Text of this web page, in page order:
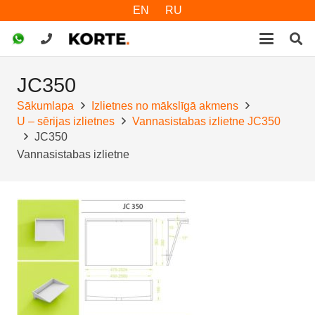
EN RU
JC350
Sākumlapa
Izlietnes no mākslīgā akmens
U – sērijas izlietnes
Vannasistabas izlietne JC350
JC350
Vannasistabas izlietne